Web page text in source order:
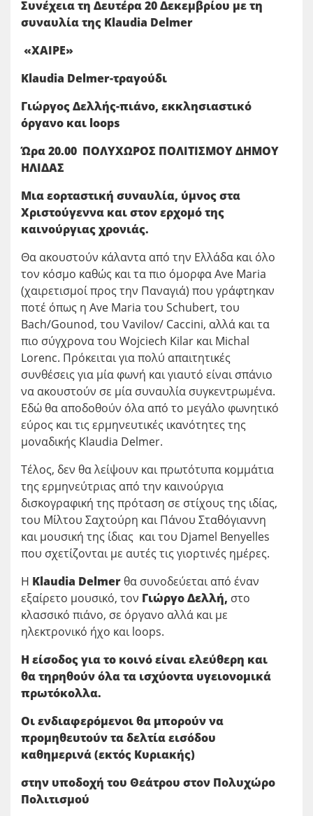
Συνέχεια τη Δευτέρα 20 Δεκεμβρίου με τη
συναυλία της Klaudia Delmer
«ΧΑΙΡΕ»
Klaudia Delmer-τραγούδι
Γιώργος Δελλής-πιάνο, εκκλησιαστικό
όργανο και loops
Ώρα 20.00 ΠΟΛΥΧΩΡΟΣ ΠΟΛΙΤΙΣΜΟΥ ΔΗΜΟΥ
ΗΛΙΔΑΣ
Μια εορταστική συναυλία, ύμνος στα
Χριστούγεννα και στον ερχομό της
καινούργιας χρονιάς.
Θα ακουστούν κάλαντα από την Ελλάδα και όλο
τον κόσμο καθώς και τα πιο όμορφα Ave Maria
(χαιρετισμοί προς την Παναγιά) που γράφτηκαν
ποτέ όπως η Ave Maria του Schubert, του
Bach/Gounod, του Vavilov/ Caccini, αλλά και τα
πιο σύγχρονα του Wojciech Kilar και Michal
Lorenc. Πρόκειται για πολύ απαιτητικές
συνθέσεις για μία φωνή και γιαυτό είναι σπάνιο
να ακουστούν σε μία συναυλία συγκεντρωμένα.
Εδώ θα αποδοθούν όλα από το μεγάλο φωνητικό
εύρος και τις ερμηνευτικές ικανότητες της
μοναδικής Klaudia Delmer.
Τέλος, δεν θα λείψουν και πρωτότυπα κομμάτια
της ερμηνεύτριας από την καινούργια
δισκογραφική της πρόταση σε στίχους της ιδίας,
του Μίλτου Σαχτούρη και Πάνου Σταθόγιαννη
και μουσική της ίδιας και του Djamel Benyelles
που σχετίζονται με αυτές τις γιορτινές ημέρες.
Η Klaudia Delmer θα συνοδεύεται από έναν
εξαίρετο μουσικό, τον Γιώργο Δελλή, στο
κλασσικό πιάνο, σε όργανο αλλά και με
ηλεκτρονικό ήχο και loops.
Η είσοδος για το κοινό είναι ελεύθερη και
θα τηρηθούν όλα τα ισχύοντα υγειονομικά
πρωτόκολλα.
Οι ενδιαφερόμενοι θα μπορούν να
προμηθευτούν τα δελτία εισόδου
καθημερινά (εκτός Κυριακής)
στην υποδοχή του Θεάτρου στον Πολυχώρο
Πολιτισμού